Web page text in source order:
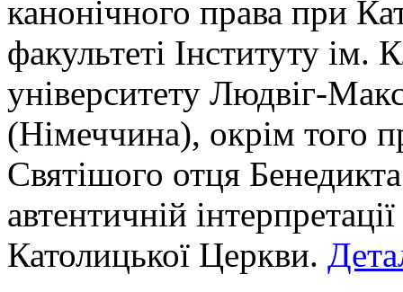
канонічного права при
факультеті Інституту
університету Людвіг-
(Німеччина), окрім того
Святішого отця
автентичній
Католицької Церкви.